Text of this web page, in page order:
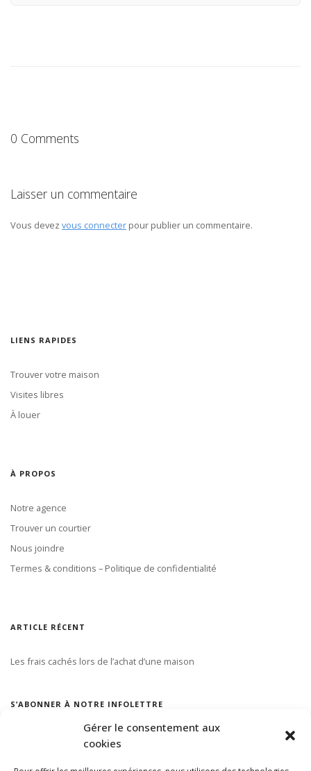
Gérer le consentement aux
cookies
0 Comments
Laisser un commentaire
Vous devez vous connecter pour publier un commentaire.
LIENS RAPIDES
Trouver votre maison
Visites libres
À louer
À PROPOS
Notre agence
Trouver un courtier
Nous joindre
Termes & conditions – Politique de confidentialité
ARTICLE RÉCENT
Les frais cachés lors de l’achat d’une maison
S’ABONNER À NOTRE INFOLETTRE